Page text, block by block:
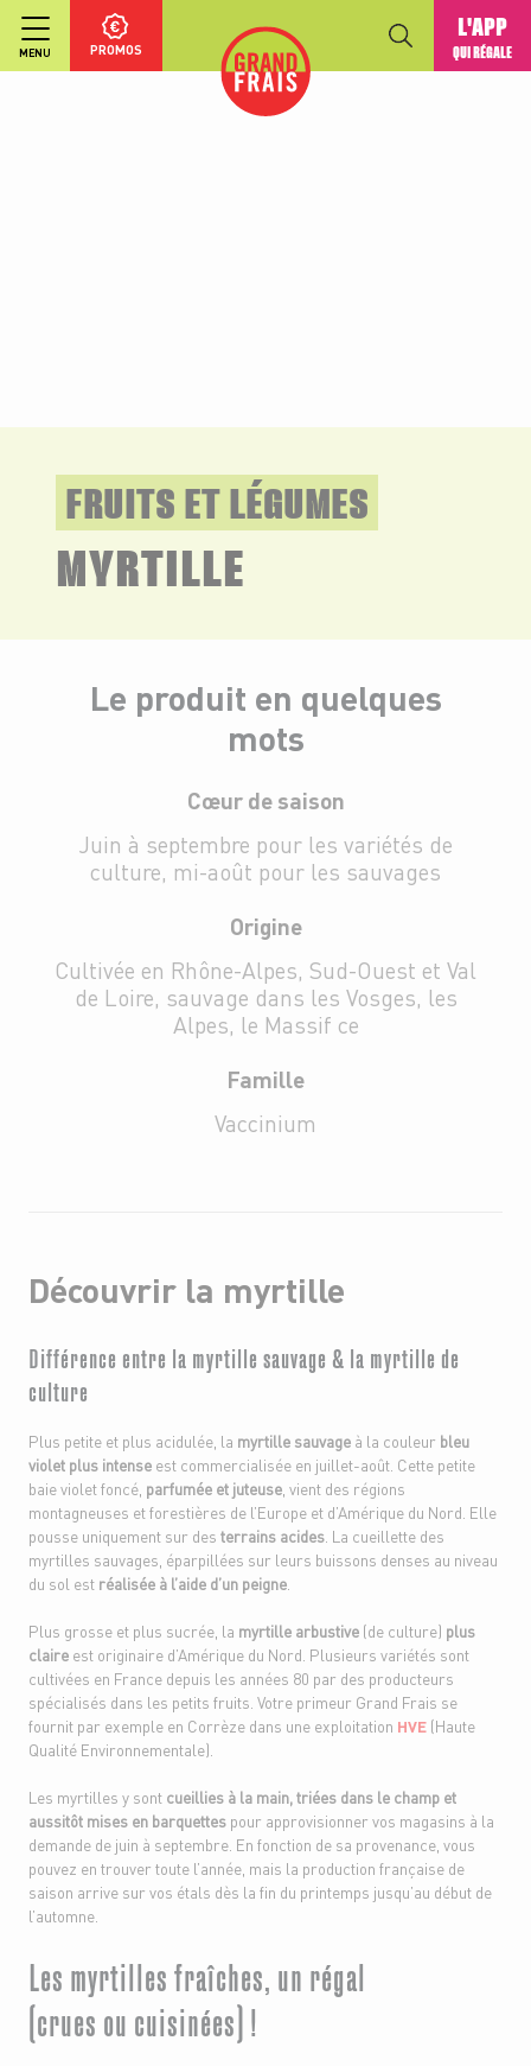
MENU PROMOS
L'APP
QUI RÉGALE
FRUITS ET LÉGUMES
MYRTILLE
Le produit en quelques
mots
Cœur de saison
Juin à septembre pour les variétés de
culture, mi-août pour les sauvages
Famille
Vaccinium
Origine
Cultivée en Rhône-Alpes, Sud-Ouest et Val
de Loire, sauvage dans les Vosges, les
Alpes, le Massif ce
Découvrir la myrtille
Différence entre la myrtille sauvage & la myrtille de
culture
Plus petite et plus acidulée, la myrtille sauvage à la couleur bleu
violet plus intense est commercialisée en juillet-août. Cette petite
baie violet foncé, parfumée et juteuse , vient des régions
montagneuses et forestières de l’Europe et d’Amérique du Nord. Elle
pousse uniquement sur des terrains acides . La cueillette des
myrtilles sauvages, éparpillées sur leurs buissons denses au niveau
du sol est réalisée à l’aide d’un peigne
Plus grosse et plus sucrée, la myrtille arbustive (de culture) plus
claire est originaire d’Amérique du Nord. Plusieurs variétés sont
cultivées en France depuis les années 80 par des producteurs
spécialisés dans les petits fruits. Votre primeur Grand Frais se
fournit par exemple en Corrèze dans une exploitation HVE (Haute
Qualité Environnementale).
Les myrtilles y sont cueillies à la main, triées dans le champ et
aussitôt mises en barquettes pour approvisionner vos magasins à la
demande de juin à septembre. En fonction de sa provenance, vous
pouvez en trouver toute l’année, mais la production française de
saison arrive sur vos étals dès la fin du printemps jusqu’au début de
l’automne.
Les myrtilles fraîches, un régal
(crues ou cuisinées) !